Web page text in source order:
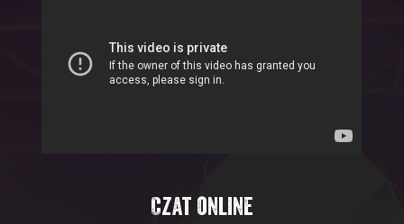
Czat online